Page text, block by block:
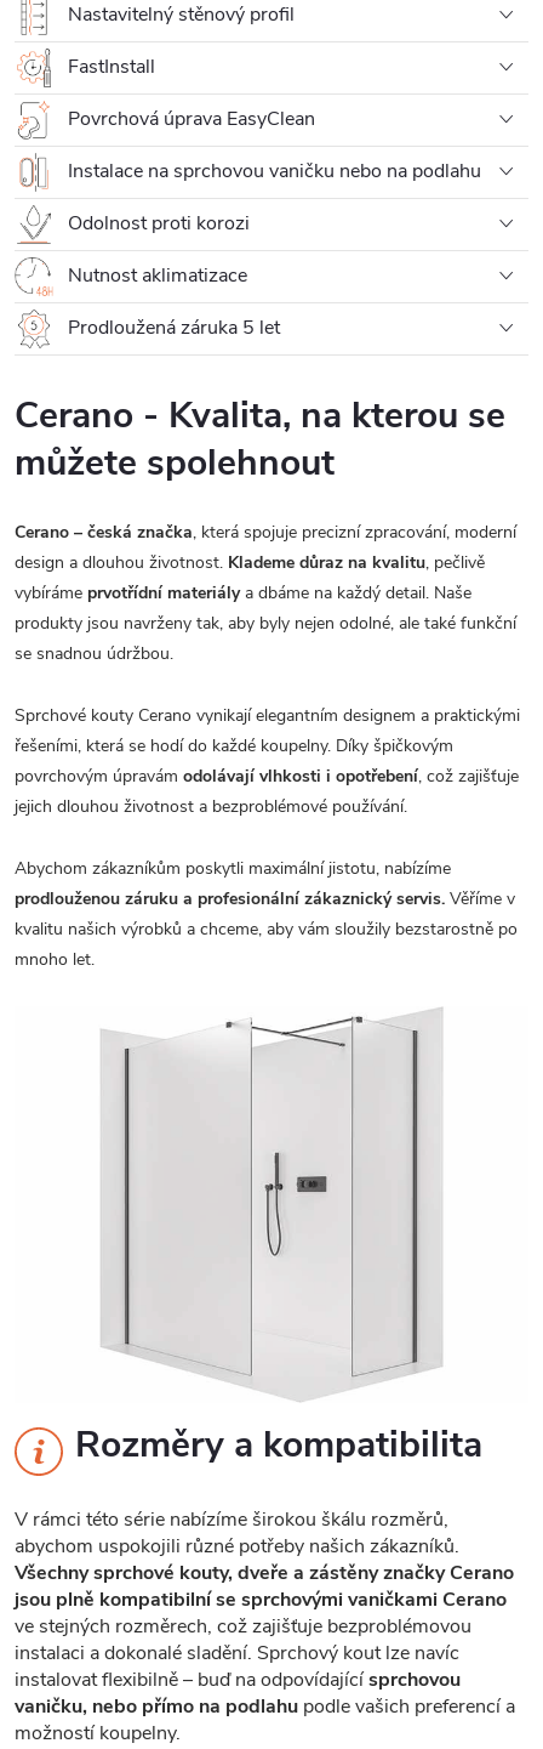
Nastavitelný stěnový profil
FastInstall
Povrchová úprava EasyClean
Instalace na sprchovou vaničku nebo na podlahu
Odolnost proti korozi
Nutnost aklimatizace
Prodloužená záruka 5 let
Cerano - Kvalita, na kterou se
můžete spolehnout
Cerano – česká značka, která spojuje precizní zpracování, moderní
design a dlouhou životnost. Klademe důraz na kvalitu, pečlivě
vybíráme prvotřídní materiálya dbáme na každý detail. Naše
produkty jsou navrženy tak, aby byly nejen odolné, ale také funkční
se snadnou údržbou.
Sprchové kouty Cerano vynikají elegantním designem a praktickými
řešeními, která se hodí do každé koupelny. Díky špičkovým
povrchovým úpravám odolávají vlhkosti i opotřebení, což zajišťuje
jejich dlouhou životnost a bezproblémové používání.
Abychom zákazníkům poskytli maximální jistotu, nabízíme
prodlouženou záruku a profesionální zákaznický servis. Věříme v
kvalitu našich výrobků a chceme, aby vám sloužily bezstarostně po
mnoho let.
Rozměry a kompatibilita
V rámci této série nabízíme širokou škálu rozměrů,
abychom uspokojili různé potřeby našich zákazníků.
Všechny sprchové kouty, dveře a zástěny značky Cerano
jsou plně kompatibilní se sprchovými vaničkami Cerano
ve stejných rozměrech, což zajišťuje bezproblémovou
instalaci a dokonalé sladění. Sprchový kout lze navíc
instalovat flexibilně – buď na odpovídajícísprchovou
vaničku, nebo přímo na podlahu podle vašich preferencí a
možností koupelny.